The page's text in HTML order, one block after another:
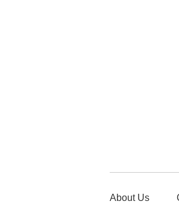
About Us